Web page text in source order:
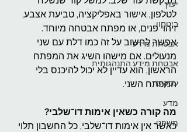
יעוץ
ביטחון
אבטחת מידע
אבטחת מידע התנהגותית
עסקים
מדע
משפט
לטלפון, אישור באפליקציה, טביעת אצבע,
זיהוי פנים, או מפתח אבטחה מיוחד.
אפשר לחשוב על זה כמו דלת עם שני
מנעולים. אם מישהו השיג את המפתח
הראשון, הוא עדיין לא יכול להיכנס בלי
המפתח השני.
מה קורה כשאין אימות דו־שלבי?
כאשר אין אימות דו־שלבי, כל החשבון תלוי